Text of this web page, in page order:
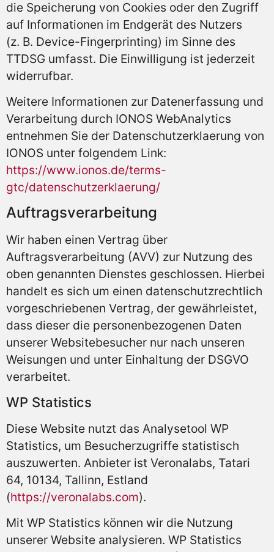
die Speicherung von Cookies oder den Zugriff
auf Informationen im Endgerät des Nutzers
(z. B. Device-Fingerprinting) im Sinne des
TTDSG umfasst. Die Einwilligung ist jederzeit
widerrufbar.
Weitere Informationen zur Datenerfassung und
Verarbeitung durch IONOS WebAnalytics
entnehmen Sie der Datenschutzerklaerung von
IONOS unter folgendem Link:
https://www.ionos.de/terms-
gtc/datenschutzerklaerung/
Auftragsverarbeitung
Wir haben einen Vertrag über
Auftragsverarbeitung (AVV) zur Nutzung des
oben genannten Dienstes geschlossen. Hierbei
handelt es sich um einen datenschutzrechtlich
vorgeschriebenen Vertrag, der gewährleistet,
dass dieser die personenbezogenen Daten
unserer Websitebesucher nur nach unseren
Weisungen und unter Einhaltung der DSGVO
verarbeitet.
WP Statistics
Diese Website nutzt das Analysetool WP
Statistics, um Besucherzugriffe statistisch
auszuwerten. Anbieter ist Veronalabs, Tatari
64, 10134, Tallinn, Estland
(https://veronalabs.com).
Mit WP Statistics können wir die Nutzung
unserer Website analysieren. WP Statistics